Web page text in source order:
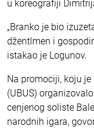
u koreografiji
„Branko je bio
džentlmen i
istakao je Logunov.
Na promociji, koju
(UBUS)
cenjenog soliste
narodnih igara,